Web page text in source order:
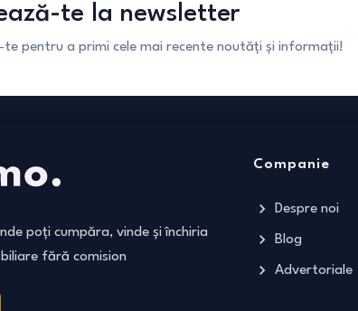
te la newsletter
te pentru a primi cele mai recente noutăți și informații!
poți cumpăra, vinde și închiria
fără comision
Companie
Despre noi
Blog
Advertoriale